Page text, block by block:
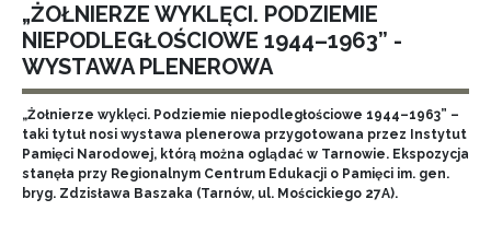
„ŻOŁNIERZE WYKLĘCI. PODZIEMIE
NIEPODLEGŁOŚCIOWE 1944–1963” -
WYSTAWA PLENEROWA
„Żołnierze wyklęci. Podziemie niepodległościowe 1944–1963” –
taki tytuł nosi wystawa plenerowa przygotowana przez Instytut
Pamięci Narodowej, którą można oglądać w Tarnowie. Ekspozycja
stanęła przy Regionalnym Centrum Edukacji o Pamięci im. gen.
bryg. Zdzisława Baszaka (Tarnów, ul. Mościckiego 27A).